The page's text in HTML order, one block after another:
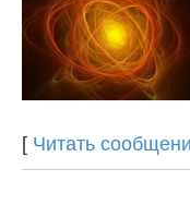
[ Читать